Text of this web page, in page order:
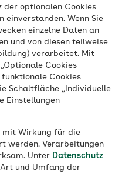
der optionalen Cookies
einverstanden. Wenn Sie
einzelne Daten an
und von diesen teilweise
verarbeitet. Mit
Cookies
Cookies
Schaltfläche „Individuelle
Einstellungen
mit Wirkung für die
werden. Verarbeitungen
Unter Datenschutz
und Umfang der
suchen nach
der
zu unterstützen.
natürlich
fördern
Hier